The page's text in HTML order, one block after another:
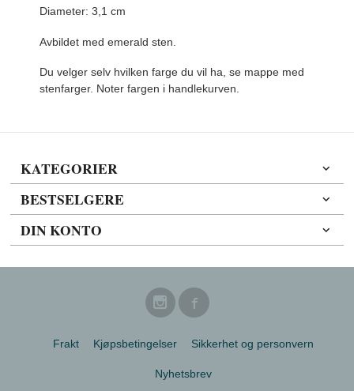
Diameter: 3,1 cm
Avbildet med emerald sten.
Du velger selv hvilken farge du vil ha, se mappe med
stenfarger. Noter fargen i handlekurven.
KATEGORIER
BESTSELGERE
DIN KONTO
Frakt Kjøpsbetingelser Sikkerhet og personvern
Nyhetsbrev